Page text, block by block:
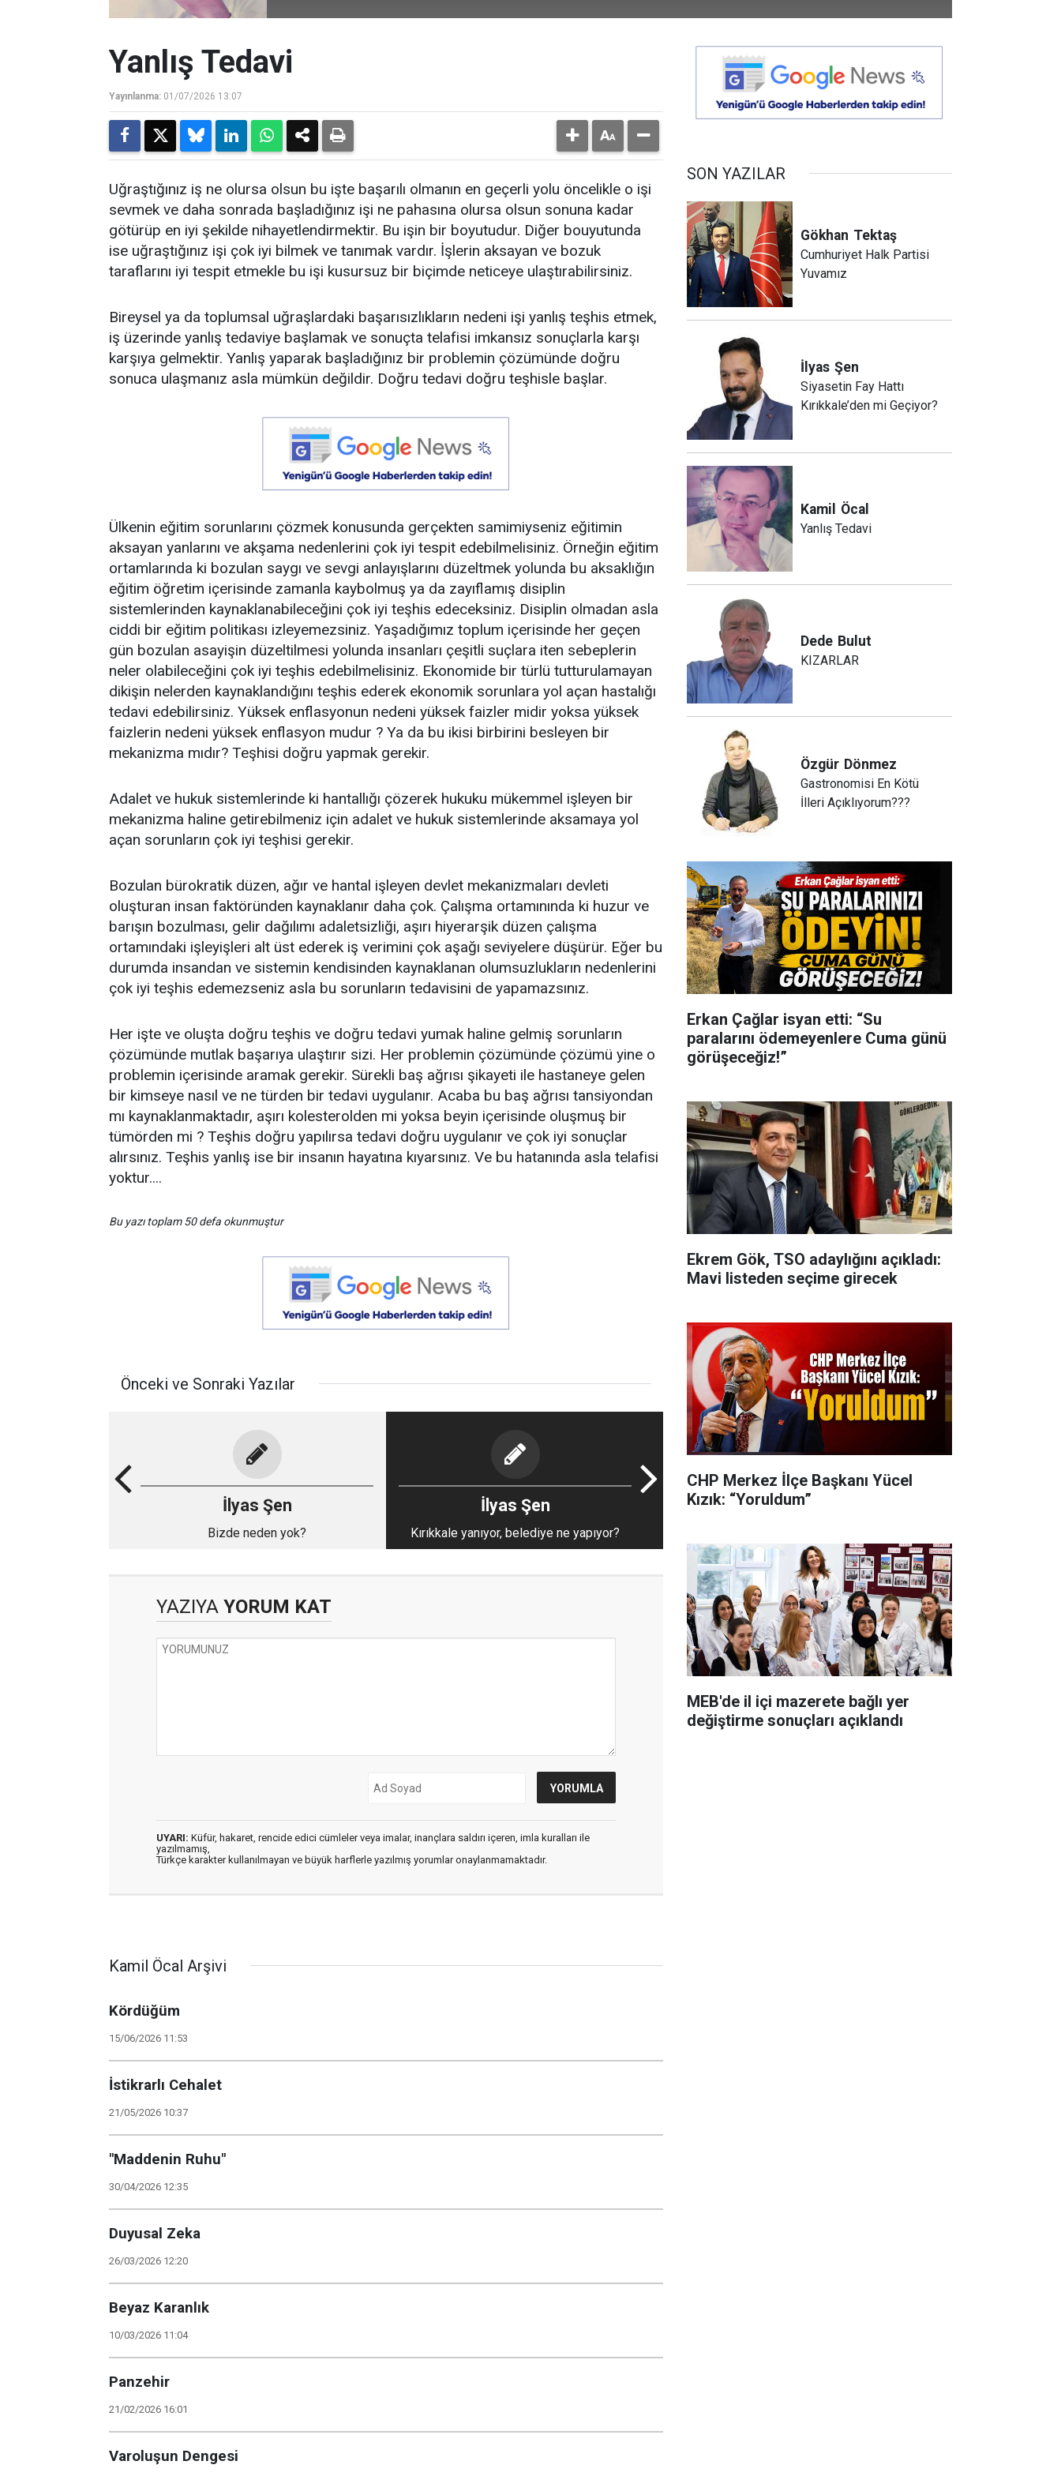
Yanlış Tedavi
Yayınlanma: 01/07/2026 13:07
Uğraştığınız iş ne olursa olsun bu işte başarılı olmanın en geçerli yolu öncelikle o işi
sevmek ve daha sonrada başladığınız işi ne pahasına olursa olsun sonuna kadar
götürüp en iyi şekilde nihayetlendirmektir. Bu işin bir boyutudur. Diğer bouyutunda
ise uğraştığınız işi çok iyi bilmek ve tanımak vardır. İşlerin aksayan ve bozuk
taraflarını iyi tespit etmekle bu işi kusursuz bir biçimde neticeye ulaştırabilirsiniz.
Bireysel ya da toplumsal uğraşlardaki başarısızlıkların nedeni işi yanlış teşhis etmek,
iş üzerinde yanlış tedaviye başlamak ve sonuçta telafisi imkansız sonuçlarla karşı
karşıya gelmektir. Yanlış yaparak başladığınız bir problemin çözümünde doğru
sonuca ulaşmanız asla mümkün değildir. Doğru tedavi doğru teşhisle başlar.
Ülkenin eğitim sorunlarını çözmek konusunda gerçekten samimiyseniz eğitimin
aksayan yanlarını ve akşama nedenlerini çok iyi tespit edebilmelisiniz. Örneğin eğitim
ortamlarında ki bozulan saygı ve sevgi anlayışlarını düzeltmek yolunda bu aksaklığın
eğitim öğretim içerisinde zamanla kaybolmuş ya da zayıflamış disiplin
sistemlerinden kaynaklanabileceğini çok iyi teşhis edeceksiniz. Disiplin olmadan asla
ciddi bir eğitim politikası izleyemezsiniz. Yaşadığımız toplum içerisinde her geçen
gün bozulan asayişin düzeltilmesi yolunda insanları çeşitli suçlara iten sebeplerin
neler olabileceğini çok iyi teşhis edebilmelisiniz. Ekonomide bir türlü tutturulamayan
dikişin nelerden kaynaklandığını teşhis ederek ekonomik sorunlara yol açan hastalığı
tedavi edebilirsiniz. Yüksek enflasyonun nedeni yüksek faizler midir yoksa yüksek
faizlerin nedeni yüksek enflasyon mudur ? Ya da bu ikisi birbirini besleyen bir
mekanizma mıdır? Teşhisi doğru yapmak gerekir.
Adalet ve hukuk sistemlerinde ki hantallığı çözerek hukuku mükemmel işleyen bir
mekanizma haline getirebilmeniz için adalet ve hukuk sistemlerinde aksamaya yol
açan sorunların çok iyi teşhisi gerekir.
Bozulan bürokratik düzen, ağır ve hantal işleyen devlet mekanizmaları devleti
oluşturan insan faktöründen kaynaklanır daha çok. Çalışma ortamınında ki huzur ve
barışın bozulması, gelir dağılımı adaletsizliği, aşırı hiyerarşik düzen çalışma
ortamındaki işleyişleri alt üst ederek iş verimini çok aşağı seviyelere düşürür. Eğer bu
durumda insandan ve sistemin kendisinden kaynaklanan olumsuzlukların nedenlerini
çok iyi teşhis edemezseniz asla bu sorunların tedavisini de yapamazsınız.
Her işte ve oluşta doğru teşhis ve doğru tedavi yumak haline gelmiş sorunların
çözümünde mutlak başarıya ulaştırır sizi. Her problemin çözümünde çözümü yine o
problemin içerisinde aramak gerekir. Sürekli baş ağrısı şikayeti ile hastaneye gelen
bir kimseye nasıl ve ne türden bir tedavi uygulanır. Acaba bu baş ağrısı tansiyondan
mı kaynaklanmaktadır, aşırı kolesterolden mi yoksa beyin içerisinde oluşmuş bir
tümörden mi ? Teşhis doğru yapılırsa tedavi doğru uygulanır ve çok iyi sonuçlar
alırsınız. Teşhis yanlış ise bir insanın hayatına kıyarsınız. Ve bu hatanında asla telafisi
yoktur....
Bu yazı toplam 50 defa okunmuştur
Önceki ve Sonraki Yazılar
İlyas Şen
Bizde neden yok?
İlyas Şen
Kırıkkale yanıyor, belediye ne yapıyor?
YAZIYA YORUM KAT
UYARI: Küfür, hakaret, rencide edici cümleler veya imalar, inançlara saldırı içeren, imla kuralları ile
yazılmamış,
Türkçe karakter kullanılmayan ve büyük harflerle yazılmış yorumlar onaylanmamaktadır.
Kamil Öcal Arşivi
Kördüğüm
15/06/2026 11:53
İstikrarlı Cehalet
21/05/2026 10:37
"Maddenin Ruhu"
30/04/2026 12:35
Duyusal Zeka
26/03/2026 12:20
Beyaz Karanlık
10/03/2026 11:04
Panzehir
21/02/2026 16:01
Varoluşun Dengesi
SON YAZILAR
Gökhan Tektaş
Cumhuriyet Halk Partisi
Yuvamız
İlyas Şen
Siyasetin Fay Hattı
Kırıkkale’den mi Geçiyor?
Kamil Öcal
Yanlış Tedavi
Dede Bulut
KIZARLAR
Özgür Dönmez
Gastronomisi En Kötü
İlleri Açıklıyorum???
Erkan Çağlar isyan etti: “Su
paralarını ödemeyenlere Cuma günü
görüşeceğiz!”
Ekrem Gök, TSO adaylığını açıkladı:
Mavi listeden seçime girecek
CHP Merkez İlçe Başkanı Yücel
Kızık: “Yoruldum”
MEB'de il içi mazerete bağlı yer
değiştirme sonuçları açıklandı